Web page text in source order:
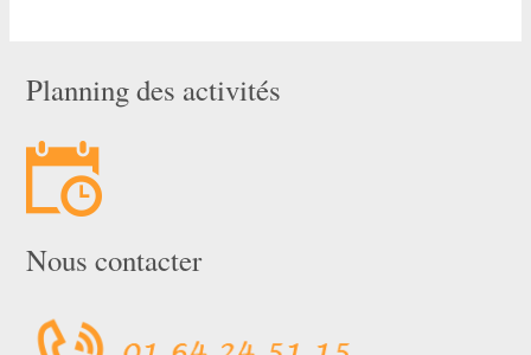
Planning des activités
Nous contacter